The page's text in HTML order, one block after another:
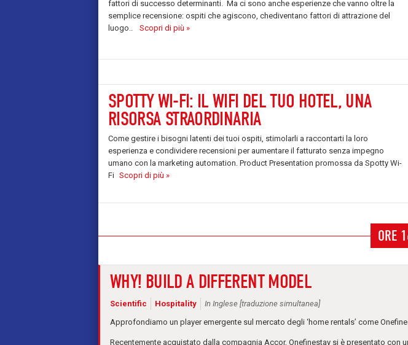
fattori di successo determinanti. Ma ci sono anche esperienze che vanno oltre la
semplice recensione: ospiti che agiscono, chediventano fattori di attrazione del
luogo..
Scopri di più »
SPOTTY WI-FI: IL WIFI DEL TUO HOTEL, UNA
RISORSA STRAORDINARIA
Come gestire i bisogni latenti dei tuoi ospiti, stimolarli a raccontarti la loro
esperienza e condividere recensioni per aumentare il fatturato senza impegno
umano con la marketing automation. Product Presentation promossa da Spotty Wi-
Fi Scopri di più »
ORE
WHY! BUILD A DIFFERENT MODEL
Scientific Hospitality
In Inglese [traduzione simultanea]
Approfondiamo un player emergente sul mercato degli ‘home rentals’ come
Recentemente acquistato dalla compagnia Accor, Onefinestay si è presentato con